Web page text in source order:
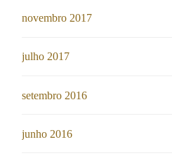
novembro 2017
julho 2017
setembro 2016
junho 2016